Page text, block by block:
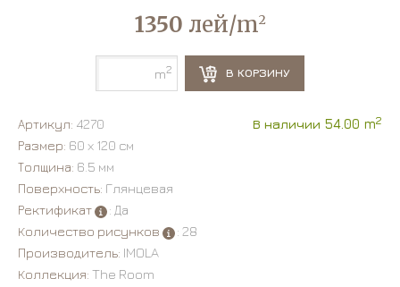
1350 лей/m2
m2 В КОРЗИНУ
Артикул: 4270 В наличии 54.00 m2
Размер: 60 х 120 см
Толщина: 6.5 мм
Поверхность: Глянцевая
Ректификат
: Да
Количество рисунков
: 28
Производитель: IMOLA
Коллекция: The Room